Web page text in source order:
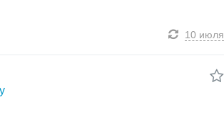
10 июля